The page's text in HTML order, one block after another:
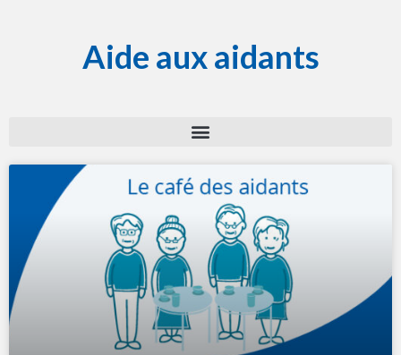
Aide aux aidants